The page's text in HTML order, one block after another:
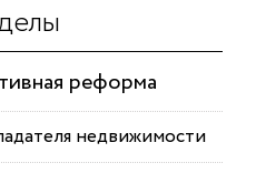
реформа
недвижимости